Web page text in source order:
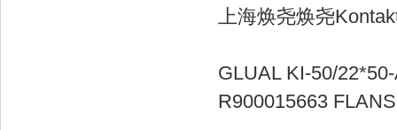
上海焕尧焕尧
GLUAL KI-
R900015663